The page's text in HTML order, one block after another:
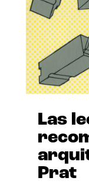
Las
Prat